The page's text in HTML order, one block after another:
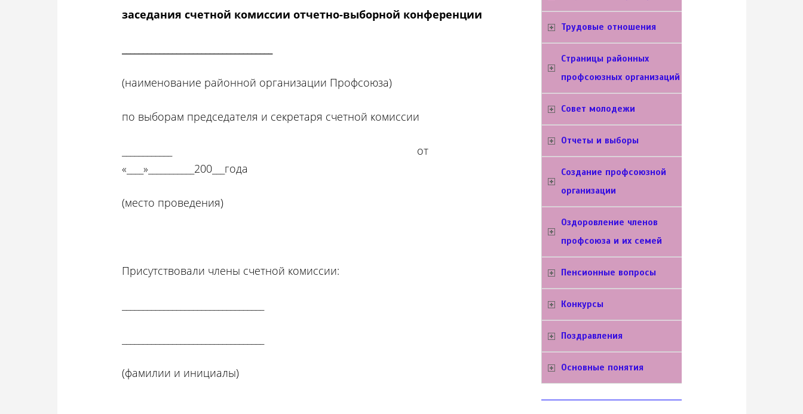
заседания счетной комиссии отчетно-выборной конференции
(наименование районной организации Профсоюза)
по выборам председателя и секретаря счетной комиссии
____________ от
«____»___________200___года
(место проведения)
Присутствовали члены счетной комиссии:
(фамилии и инициалы)
Трудовые отношения
Cтраницы районных
профсоюзных организаций
Совет молодежи
Отчеты и выборы
Создание профсоюзной
организации
Оздоровление членов
профсоюза и их семей
Пенсионные вопросы
Конкурсы
Поздравления
Основные понятия